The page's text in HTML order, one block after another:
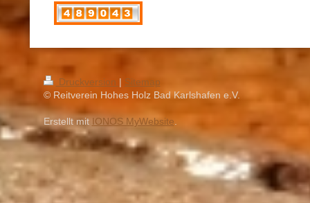
Druckversion | Sitemap
© Reitverein Hohes Holz Bad Karlshafen e.V.
Erstellt mit IONOS MyWebsite